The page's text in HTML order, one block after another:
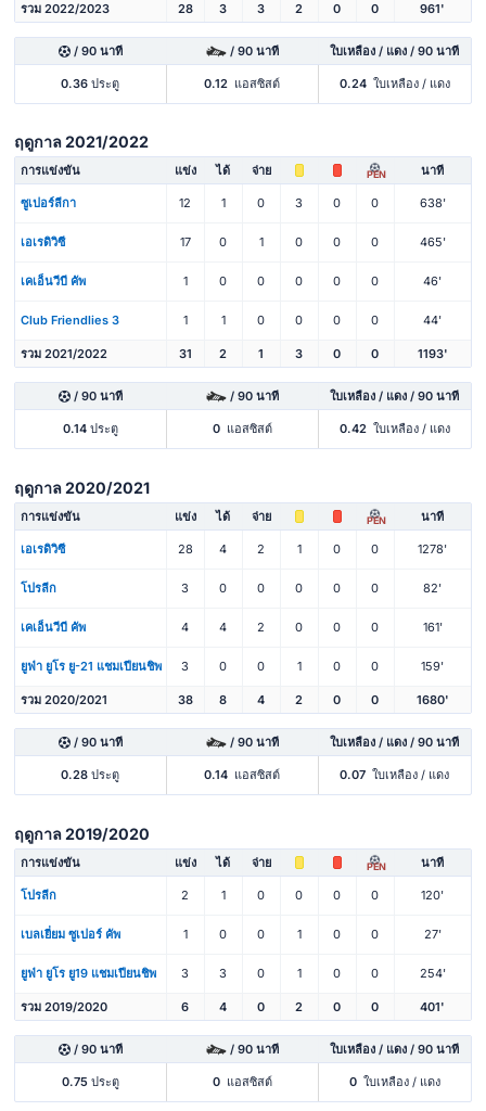
รวม 2022/2023 28 3 3 2 0 0 961'
/ 90 นาที / 90 นาที ใบเหลือง / แดง / 90 นาที
0.36 ประตู 0.12 แอสซิสต์ 0.24 ใบเหลือง / แดง
ฤดูกาล 2021/2022
การแข่งขัน แข่ง ได้ จ่าย PEN นาที
ซูเปอร์ลีกา 12 1 0 3 0 0 638'
เอเรดิวิซี 17 0 1 0 0 0 465'
เคเอ็นวีบี คัพ 1 0 0 0 0 0 46'
Club Friendlies 3 1 1 0 0 0 0 44'
รวม 2021/2022 31 2 1 3 0 0 1193'
/ 90 นาที / 90 นาที ใบเหลือง / แดง / 90 นาที
0.14ประตู 0 แอสซิสต์ 0.42 ใบเหลือง / แดง
ฤดูกาล 2020/2021
การแข่งขัน แข่ง ได้ จ่าย PEN นาที
เอเรดิวิซี 28 4 2 1 0 0 1278'
โปรลีก 3 0 0 0 0 0 82'
เคเอ็นวีบี คัพ 4 4 2 0 0 0 161'
ยูฟ่า ยูโร ยู-21 แชมเปียนชิพ 3 0 0 1 0 0 159'
รวม 2020/2021 38 8 4 2 0 0 1680'
/ 90 นาที / 90 นาที ใบเหลือง / แดง / 90 นาที
0.28 ประตู 0.14 แอสซิสต์ 0.07 ใบเหลือง / แดง
ฤดูกาล 2019/2020
การแข่งขัน แข่ง ได้ จ่าย PEN นาที
โปรลีก 2 1 0 0 0 0 120'
เบลเยี่ยม ซูเปอร์ คัพ 1 0 0 1 0 0 27'
ยูฟ่า ยูโร ยู19 แชมเปียนชิพ 3 3 0 1 0 0 254'
รวม 2019/2020 6 4 0 2 0 0 401'
/ 90 นาที / 90 นาที ใบเหลือง / แดง / 90 นาที
0.75ประตู 0 แอสซิสต์ 0 ใบเหลือง / แดง